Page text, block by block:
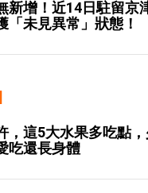
新增！近14日駐留京
「未見異常」狀態！
，這5大水果多吃點
吃還長身體